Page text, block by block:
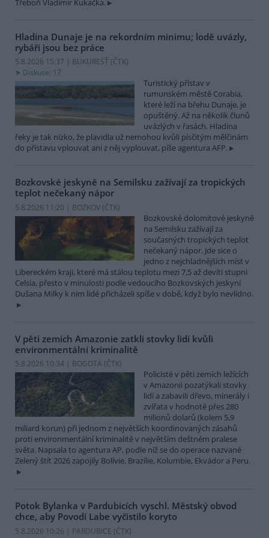
Třeboň Vladimír Kukačka.
Hladina Dunaje je na rekordním minimu; lodě uvázly,
rybáři jsou bez práce
5.8.2026 15:37 | BUKUREŠŤ (ČTK)
Diskuse: 17
Turistický přístav v
rumunském městě Corabia,
které leží na břehu Dunaje, je
opuštěný. Až na několik člunů
uvázlých v řasách. Hladina
řeky je tak nízko, že plavidla už nemohou kvůli písčitým mělčinám
do přístavu vplouvat ani z něj vyplouvat, píše agentura AFP.
Bozkovské jeskyně na Semilsku zažívají za tropických
teplot nečekaný nápor
5.8.2026 11:20 | BOZKOV (ČTK)
Bozkovské dolomitové jeskyně
na Semilsku zažívají za
současných tropických teplot
nečekaný nápor. Jde sice o
jedno z nejchladnějších míst v
Libereckém kraji, které má stálou teplotu mezi 7,5 až devíti stupni
Celsia, přesto v minulosti podle vedoucího Bozkovských jeskyní
Dušana Milky k nim lidé přicházeli spíše v době, když bylo nevlídno.
V pěti zemích Amazonie zatkli stovky lidí kvůli
environmentální kriminalitě
5.8.2026 10:34 | BOGOTÁ (ČTK)
Policisté v pěti zemích ležících
v Amazonii pozatýkali stovky
lidí a zabavili dřevo, minerály i
zvířata v hodnotě přes 280
milionů dolarů (kolem 5,9
miliard korun) při jednom z největších koordinovaných zásahů
proti environmentální kriminalitě v největším deštném pralese
světa. Napsala to agentura AP, podle níž se do operace nazvané
Zelený štít 2026 zapojily Bolívie, Brazílie, Kolumbie, Ekvádor a Peru.
Potok Bylanka v Pardubicích vyschl. Městský obvod
chce, aby Povodí Labe vyčistilo koryto
5.8.2026 10:26 | PARDUBICE (ČTK)